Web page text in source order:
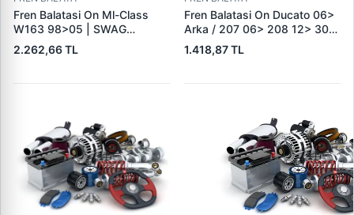
Fren Balatasi On Ml-Class
W163 98>05 | SWAG
10916410 | OEM
A1634201220
2.262,66 TL
Fren Balatasi On Ducato 06>
Arka / 207 06> 208 12> 301
12> 307 00> 1007 05> 2008
13> Partner 96> Par | FEBI
1.418,87 TL